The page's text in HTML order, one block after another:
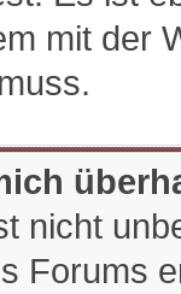
mit der
nicht
Forums